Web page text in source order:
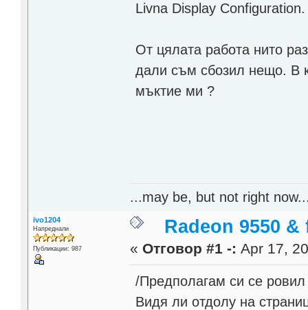
Livna Display Configuration.
От цялата работа нито
дали съм сбозил нещо. В
мъктие ми ?
...may be, but not right
ivo1204
Напреднали
Публикации: 987
Radeon 9550
« Отговор #1 -: Apr 17,
/Предполагам си се
Видя ли отдолу на